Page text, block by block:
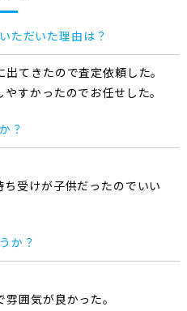
ただいた理由は？
てきたので査定依頼した。
すかったのでお任せした。
？
受けが子供だったのでいい
か？
囲気が良かった。